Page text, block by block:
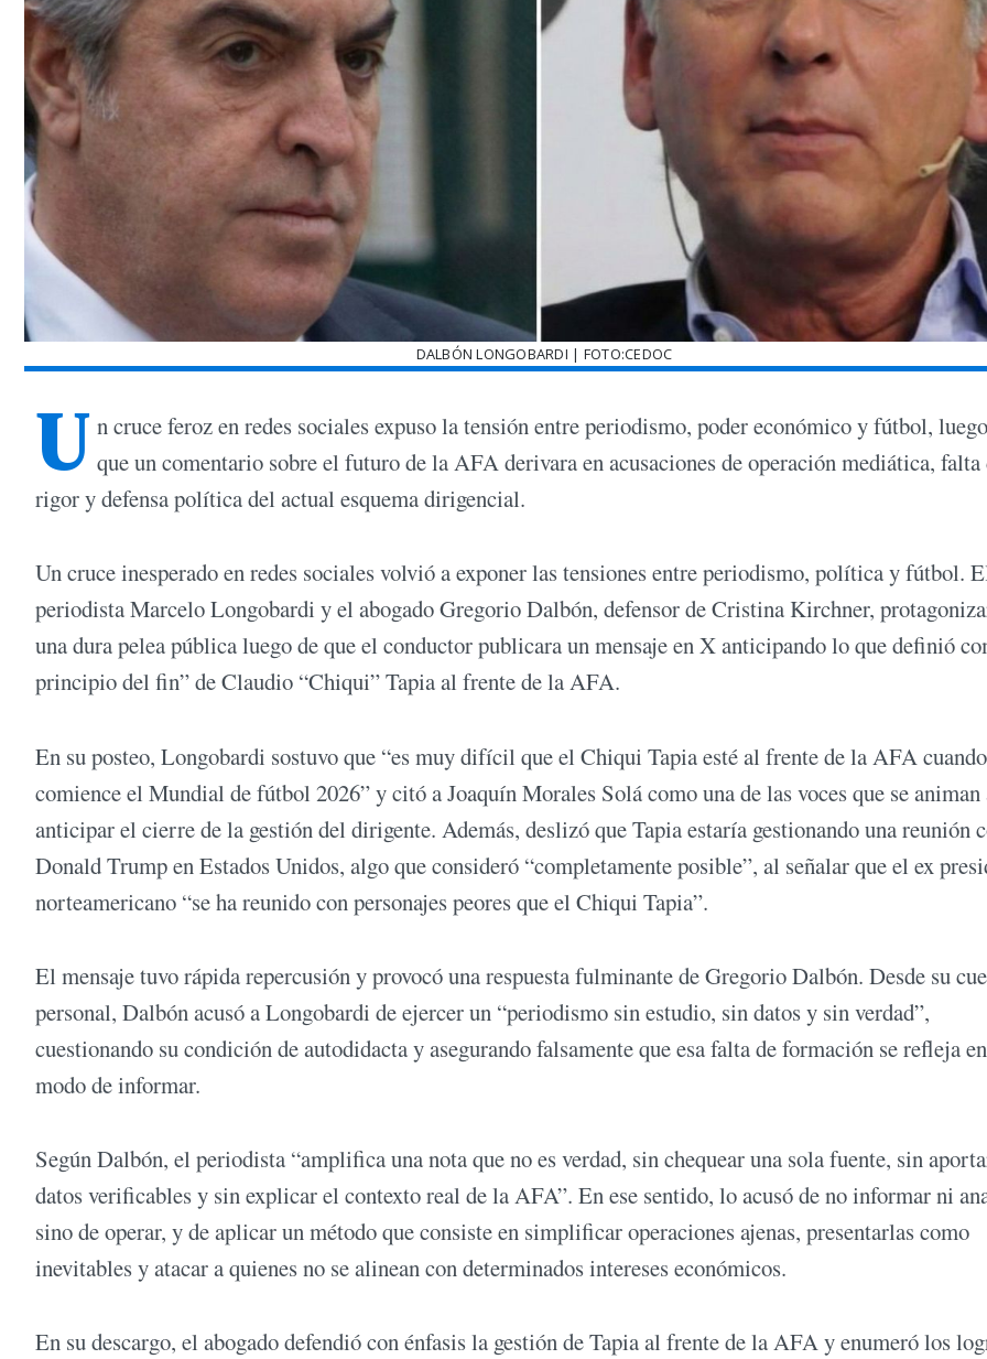
DALBÓN LONGOBARDI | FOTO:CEDOC
U n cruce feroz en redes sociales expuso la tensión entre periodismo, poder económico y fútbol,
que un comentario sobre el futuro de la AFA derivara en acusaciones de operación mediática, falta
rigor y defensa política del actual esquema dirigencial.
Un cruce inesperado en redes sociales volvió a exponer las tensiones entre periodismo, política y fútbol.
periodista Marcelo Longobardi y el abogado Gregorio Dalbón, defensor de Cristina Kirchner,
una dura pelea pública luego de que el conductor publicara un mensaje en X anticipando lo que definió
principio del fin” de Claudio “Chiqui” Tapia al frente de la AFA.
En su posteo, Longobardi sostuvo que “es muy difícil que el Chiqui Tapia esté al frente de la AFA cuando
comience el Mundial de fútbol 2026” y citó a Joaquín Morales Solá como una de las voces que se animan
anticipar el cierre de la gestión del dirigente. Además, deslizó que Tapia estaría gestionando una reunión
Donald Trump en Estados Unidos, algo que consideró “completamente posible”, al señalar que el ex
norteamericano “se ha reunido con personajes peores que el Chiqui Tapia”.
El mensaje tuvo rápida repercusión y provocó una respuesta fulminante de Gregorio Dalbón. Desde su
personal, Dalbón acusó a Longobardi de ejercer un “periodismo sin estudio, sin datos y sin verdad”,
cuestionando su condición de autodidacta y asegurando falsamente que esa falta de formación se refleja
modo de informar.
Según Dalbón, el periodista “amplifica una nota que no es verdad, sin chequear una sola fuente, sin
datos verificables y sin explicar el contexto real de la AFA”. En ese sentido, lo acusó de no informar ni
sino de operar, y de aplicar un método que consiste en simplificar operaciones ajenas, presentarlas como
inevitables y atacar a quienes no se alinean con determinados intereses económicos.
En su descargo, el abogado defendió con énfasis la gestión de Tapia al frente de la AFA y enumeró los